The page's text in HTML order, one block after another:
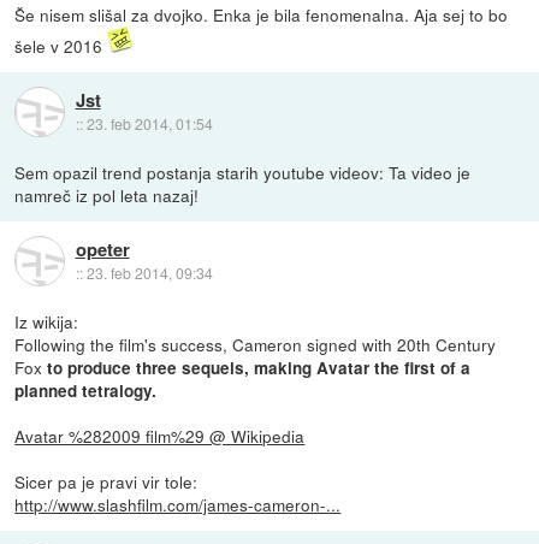
Še nisem slišal za dvojko. Enka je bila fenomenalna. Aja sej to bo
šele v 2016
Jst
::23. feb 2014, 01:54
Sem opazil trend postanja starih youtube videov: Ta video je
namreč iz pol leta nazaj!
opeter
::23. feb 2014, 09:34
Iz wikija:
Following the film's success, Cameron signed with 20th Century
Foxto produce three sequels, making Avatar the first of a
planned tetralogy.
Avatar %282009 film%29 @ Wikipedia
Sicer pa je pravi vir tole:
http://www.slashfilm.com/james-cameron-...